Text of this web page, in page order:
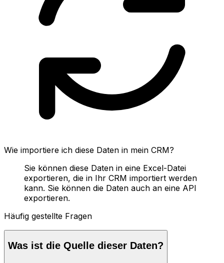
Wie importiere ich diese Daten in mein CRM?
Sie können diese Daten in eine Excel-Datei
exportieren, die in Ihr CRM importiert werden
kann. Sie können die Daten auch an eine API
exportieren.
Häufig gestellte Fragen
Was ist die Quelle dieser Daten?